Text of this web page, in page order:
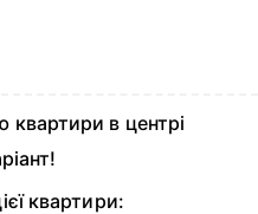
квартири в центрі
квартири: